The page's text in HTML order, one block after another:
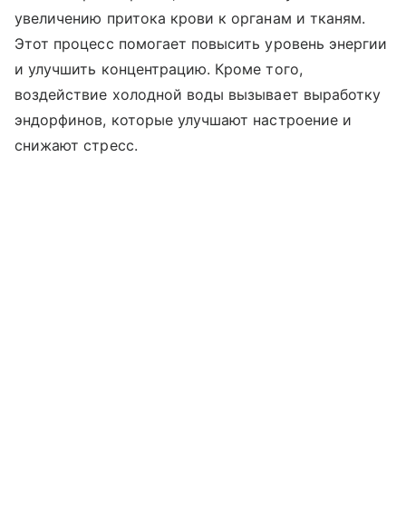
увеличению притока крови к органам и тканям.
Этот процесс помогает повысить уровень энергии
и улучшить концентрацию. Кроме того,
воздействие холодной воды вызывает выработку
эндорфинов, которые улучшают настроение и
снижают стресс.